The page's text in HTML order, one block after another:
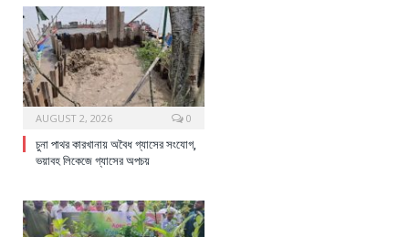
AUGUST 2, 2026 0
চুনা পাথর কারখানায় অবৈধ গ্যাসের সংযোগ,
ভয়াবহ লিকেজে গ্যাসের অপচয়